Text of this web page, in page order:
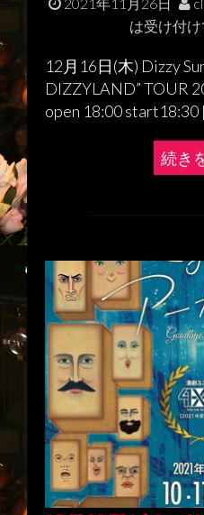
2021年11月26日
は受け付
12月16日(木) Dizzy
DIZZYLAND” TOUR
open 18:00 start18:30
続き